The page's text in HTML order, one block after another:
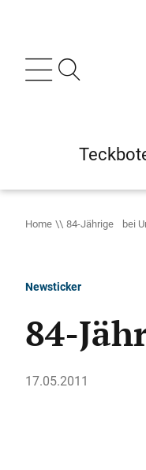
Home 84-Jährige bei
Newsticker
84-
17.05.2011